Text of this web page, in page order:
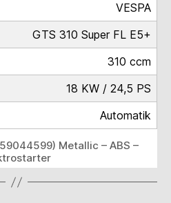
VESPA
GTS 310 Super FL E5+
310 ccm
18 KW / 24,5 PS
Automatik
Metallic – ABS –